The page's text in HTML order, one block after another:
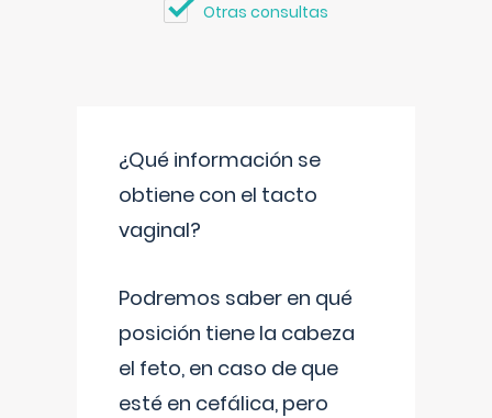
Otras consultas
¿Qué información se
obtiene con el tacto
vaginal?
Podremos saber en qué
posición tiene la cabeza
el feto, en caso de que
esté en cefálica, pero